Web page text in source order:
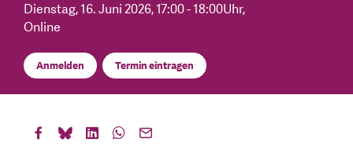
Dienstag, 16. Juni 2026, 17:00 - 18:00Uhr,
Online
Anmelden Termin eintragen